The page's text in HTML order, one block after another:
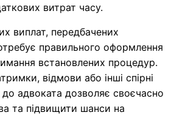
витрат часу.
виплат, передбачених
правильного оформлення
встановлених процедур.
відмови або інші спірні
до адвоката дозволяє своєчасно
та підвищити шанси на